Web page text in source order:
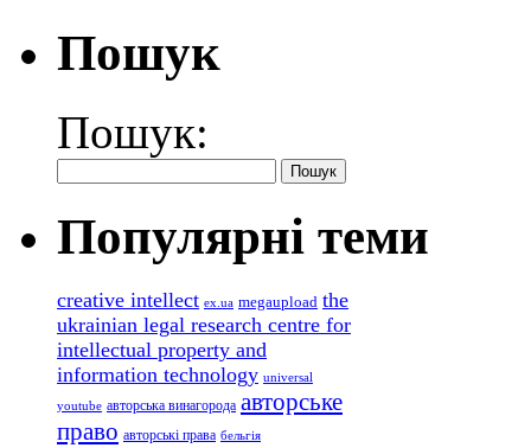
Пошук
Пошук:
Популярні теми
creative intellect ex.ua megaupload the
ukrainian legal research centre for
intellectual property and
information technology universal
youtube авторська винагорода авторське
право авторські права бельгія